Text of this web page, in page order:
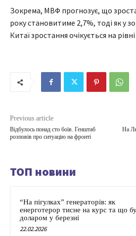
Зокрема, МВФ прогнозує, що
року становитиме 2,7%, тоді як у
Китаї зростання очікується на
Previous article
Відбулось понад сто боїв. Генштаб
розповів про ситуацію на фронті
На
ТОП новини
“На пігулках” генераторів: як
енерготерор тисне на курс та що
доларом у березні
22.02.2026